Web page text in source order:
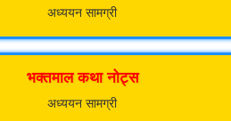
अध्ययन सामग्री
भक्तमाल कथा नोट्स
अध्ययन सामग्री